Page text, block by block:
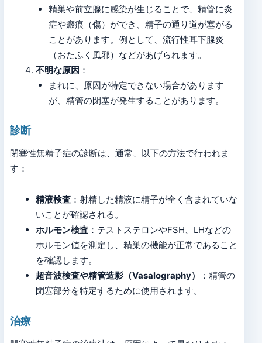
精巣や前立腺に感染が生じることで、精管に炎
症や瘢痕（傷）ができ、精子の通り道が塞がる
ことがあります。例として、流行性耳下腺炎
（おたふく風邪）などがあげられます。
不明な原因 ：
まれに、原因が特定できない場合があります
が、精管の閉塞が発生することがあります。
診断
閉塞性無精子症の診断は、通常、以下の方法で行われま
す：
精液検査：射精した精液に精子が全く含まれていな
いことが確認される。
ホルモン検査：テストステロンやFSH、LHなどの
ホルモン値を測定し、精巣の機能が正常であること
を確認します。
超音波検査や精管造影（Vasalography）
：精管の
閉塞部分を特定するために使用されます。
治療